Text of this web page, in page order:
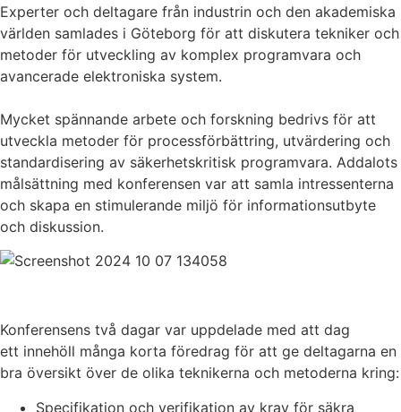
Experter och deltagare från industrin och den akademiska
världen samlades i Göteborg för att diskutera tekniker och
metoder för utveckling av komplex programvara och
avancerade elektroniska system.
Mycket spännande arbete och forskning bedrivs för att
utveckla metoder för processförbättring, utvärdering och
standardisering av säkerhetskritisk programvara. Addalots
målsättning med konferensen var att samla intressenterna
och skapa en stimulerande miljö för informationsutbyte
och diskussion.
Konferensens två dagar var uppdelade med att dag
ett innehöll många korta föredrag för att ge deltagarna en
bra översikt över de olika teknikerna och metoderna kring:
Specifikation och verifikation av krav för säkra